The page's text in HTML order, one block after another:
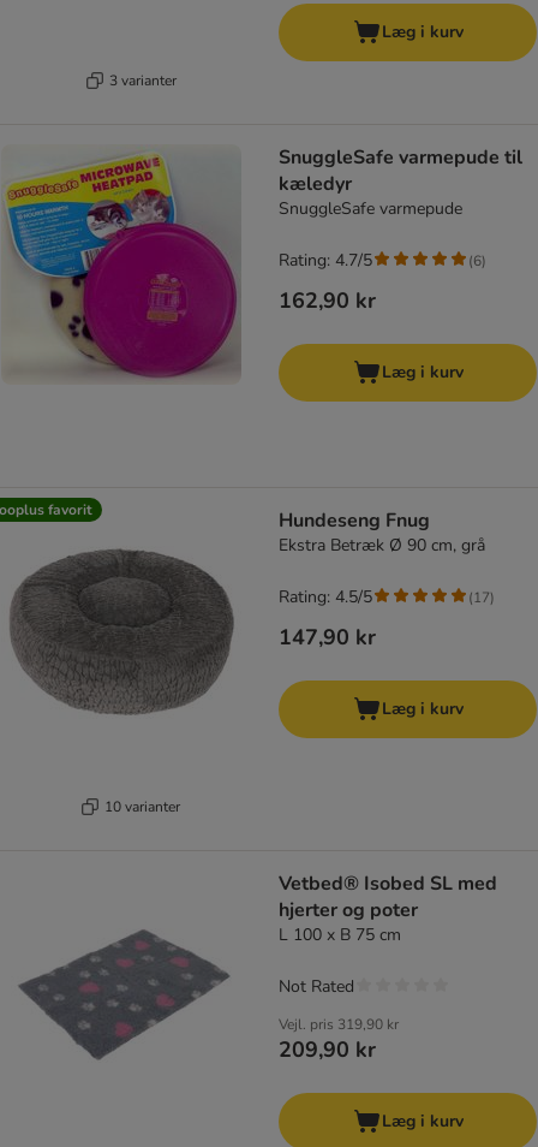
3 varianter
Læg i kurv
SnuggleSafe varmepude til
kæledyr
SnuggleSafe varmepude
162,90 kr
Rating: 4.7/5 (6)
Læg i kurv
favorit
10 varianter
Hundeseng Fnug
Ekstra Betræk Ø 90 cm, grå
147,90 kr
Rating: 4.5/5 (17)
Læg i kurv
Vetbed® Isobed SL med
hjerter og poter
L 100 x B 75 cm
Vejl. pris 319,90 kr
209,90 kr
Not Rated
Læg i kurv